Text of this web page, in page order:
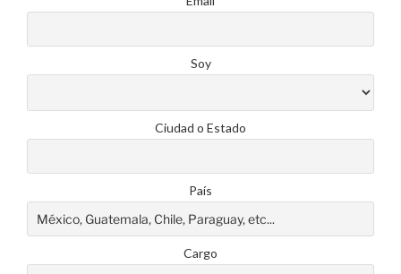
Soy
Ciudad o Estado
País
Cargo